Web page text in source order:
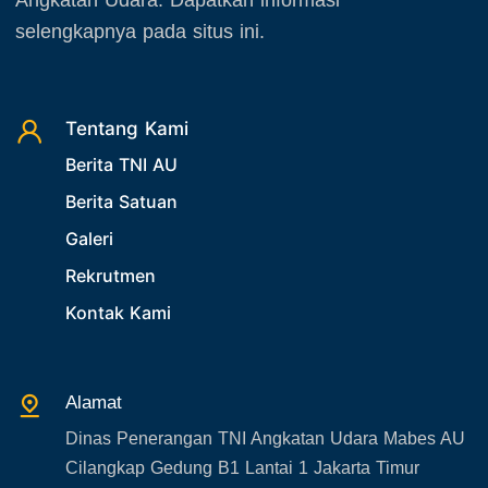
23. Operasi TNI
26. Agenda Yasarini
27. Politik
28. Bukan Berita TNI AU
29. Akademik
30. Organisasi TNI
31. SPAM
34. Agenda Kabupaten/Kota
35. Gangguan bandara
November 2025
selengkapnya pada situs ini.
Tentang Kami
Berita TNI AU
Berita Satuan
Galeri
Rekrutmen
Kontak Kami
Alamat
Dinas Penerangan TNI Angkatan Udara Mabes AU
Cilangkap Gedung B1 Lantai 1 Jakarta Timur